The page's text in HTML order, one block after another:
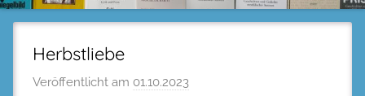
Herbstliebe
Veröffentlicht am 01.10.2023